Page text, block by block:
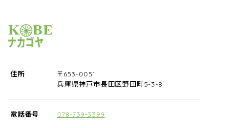
サイクルショップナカゴヤ
住所
〒653-0051
兵庫県神戸市長田区野田町5-3-8
電話番号 078-739-3399